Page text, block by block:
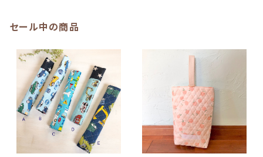
セール中の商品